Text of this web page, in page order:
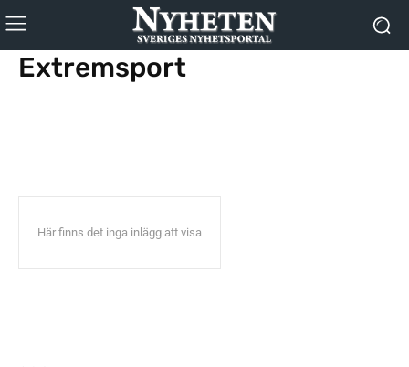
Extremsport
Här finns det inga inlägg att visa